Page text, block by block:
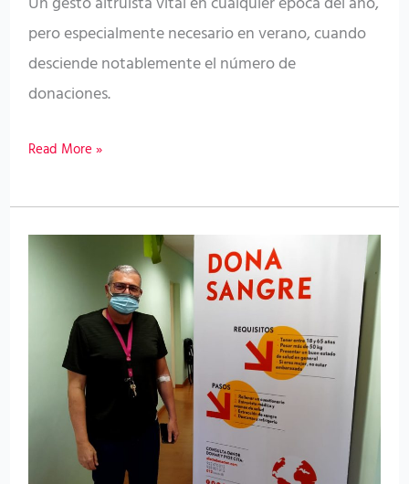
pero especialmente necesario en verano, cuando
desciende notablemente el número de
donaciones.
vacaciones
estivales
Read More »
El
donación